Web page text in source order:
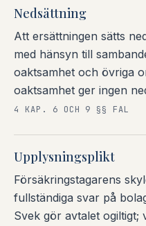
Nedsättning
Att ersättningen sätts
med hänsyn till
oaktsamhet och övriga
oaktsamhet ger ingen
4 KAP. 6 OCH 9 §§ FAL
Upplysningsplikt
Försäkringstagarens
fullständiga svar på
Svek gör avtalet ogiltigt;